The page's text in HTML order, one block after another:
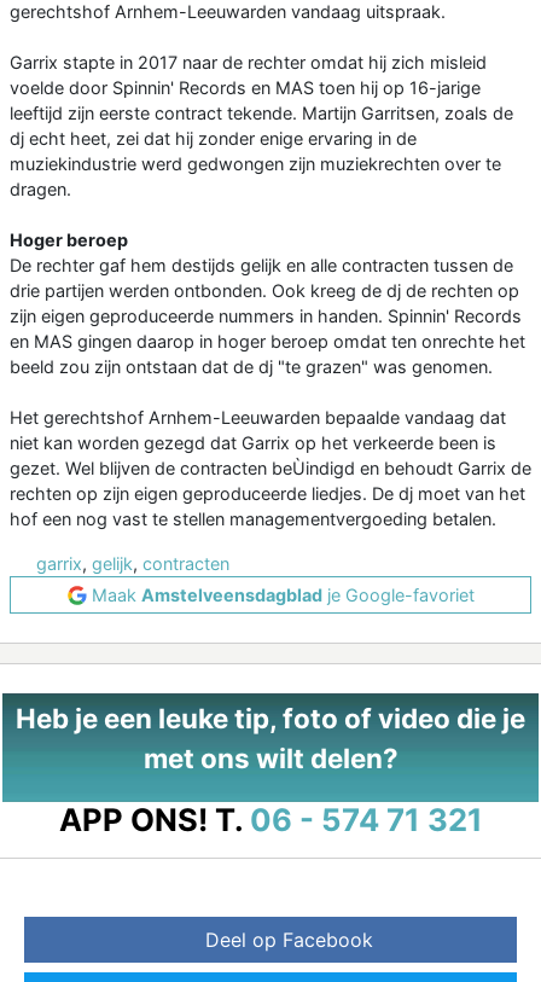
gerechtshof Arnhem-Leeuwarden vandaag uitspraak.
Garrix stapte in 2017 naar de rechter omdat hij zich misleid
voelde door Spinnin' Records en MAS toen hij op 16-jarige
leeftijd zijn eerste contract tekende. Martijn Garritsen, zoals de
dj echt heet, zei dat hij zonder enige ervaring in de
muziekindustrie werd gedwongen zijn muziekrechten over te
dragen.
Hoger beroep
De rechter gaf hem destijds gelijk en alle contracten tussen de
drie partijen werden ontbonden. Ook kreeg de dj de rechten op
zijn eigen geproduceerde nummers in handen. Spinnin' Records
en MAS gingen daarop in hoger beroep omdat ten onrechte het
beeld zou zijn ontstaan dat de dj "te grazen" was genomen.
Het gerechtshof Arnhem-Leeuwarden bepaalde vandaag dat
niet kan worden gezegd dat Garrix op het verkeerde been is
gezet. Wel blijven de contracten beÙindigd en behoudt Garrix de
rechten op zijn eigen geproduceerde liedjes. De dj moet van het
hof een nog vast te stellen managementvergoeding betalen.
garrix, gelijk, contracten
Maak Amstelveensdagbladje Google-favoriet
Heb je een leuke tip, foto of video die je
met ons wilt delen?
APP ONS! T. 06 - 574 71 321
Deel op Facebook